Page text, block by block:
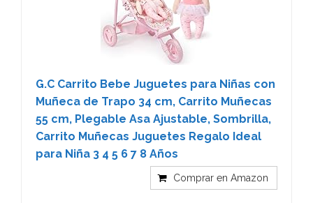
G.C Carrito Bebe Juguetes para Niñas con
Muñeca de Trapo 34 cm, Carrito Muñecas
55 cm, Plegable Asa Ajustable, Sombrilla,
Carrito Muñecas Juguetes Regalo Ideal
para Niña 3 4 5 6 7 8 Años
Comprar en Amazon